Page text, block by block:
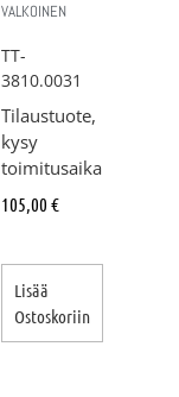
VALKOINEN
TT-
3810.0031
Tilaustuote,
kysy
toimitusaika
105,00 €
Lisää
Ostoskoriin